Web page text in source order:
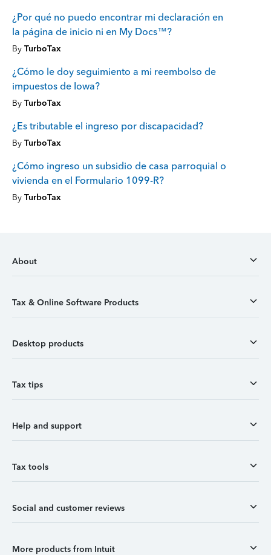
¿Por qué no puedo encontrar mi declaración en
la página de inicio ni en My Docs™?
By TurboTax
¿Cómo le doy seguimiento a mi reembolso de
impuestos de Iowa?
By TurboTax
¿Es tributable el ingreso por discapacidad?
By TurboTax
¿Cómo ingreso un subsidio de casa parroquial o
vivienda en el Formulario 1099-R?
By TurboTax
About
Tax & Online Software Products
Desktop products
Tax tips
Help and support
Tax tools
Social and customer reviews
More products from Intuit